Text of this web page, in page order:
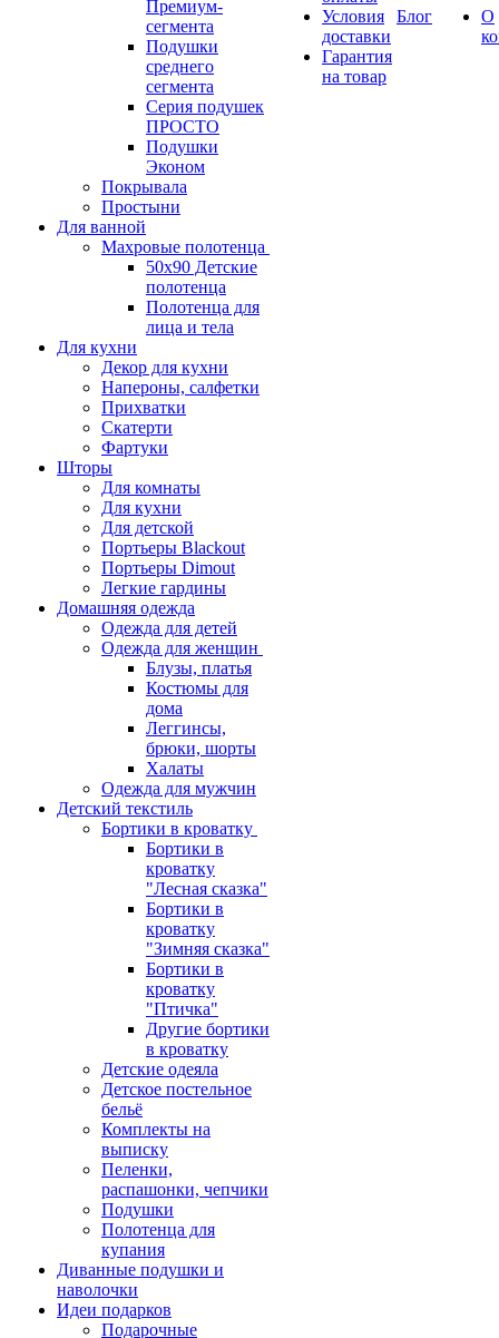
Премиум-
сегмента
Подушки
среднего
сегмента
Серия подушек
ПРОСТО
Подушки
Эконом
Покрывала
Простыни
Для ванной
Махровые полотенца
50х90 Детские
полотенца
Полотенца для
лица и тела
Для кухни
Декор для кухни
Напероны, салфетки
Прихватки
Скатерти
Фартуки
Шторы
Для комнаты
Для кухни
Для детской
Портьеры Blackout
Портьеры Dimout
Легкие гардины
Домашняя одежда
Одежда для детей
Одежда для женщин
Блузы, платья
Костюмы для
дома
Леггинсы,
брюки, шорты
Халаты
Одежда для мужчин
Детский текстиль
Бортики в кроватку
Бортики в
кроватку
"Лесная сказка"
Бортики в
кроватку
"Зимняя сказка"
Бортики в
кроватку
"Птичка"
Другие бортики
в кроватку
Детские одеяла
Детское постельное
бельё
Комплекты на
выписку
Пеленки,
распашонки, чепчики
Подушки
Полотенца для
купания
Диванные подушки и
наволочки
Идеи подарков
Подарочные
Условия
доставки
Гарантия
на товар
Блог
О